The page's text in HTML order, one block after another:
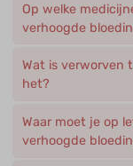
Op welke
verhoogde
Wat is verworven
het?
Waar moet je op
verhoogde